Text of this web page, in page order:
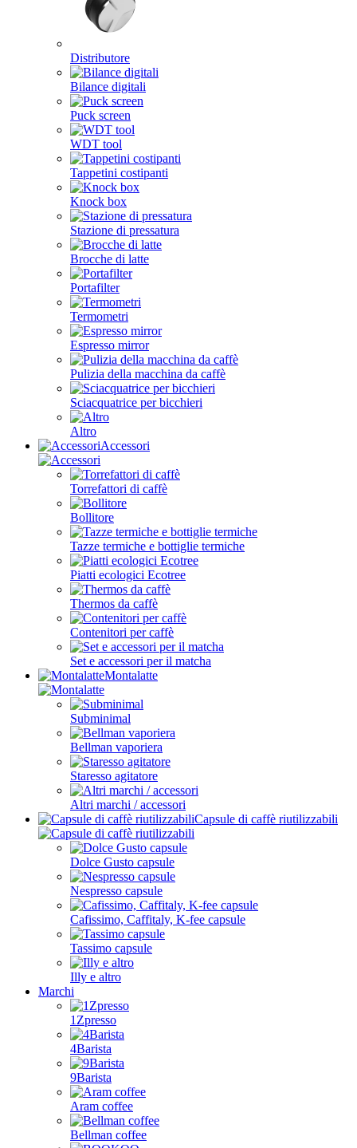
Distributore
Bilance digitali
Puck screen
WDT tool
Tappetini costipanti
Knock box
Stazione di pressatura
Brocche di latte
Portafilter
Termometri
Espresso mirror
Pulizia della macchina da caffè
Sciacquatrice per bicchieri
Altro
Accessori
Torrefattori di caffè
Bollitore
Tazze termiche e bottiglie termiche
Piatti ecologici Ecotree
Thermos da caffè
Contenitori per caffè
Set e accessori per il matcha
Montalatte
Subminimal
Bellman vaporiera
Staresso agitatore
Altri marchi / accessori
Capsule di caffè riutilizzabili
Dolce Gusto capsule
Nespresso capsule
Cafissimo, Caffitaly, K-fee capsule
Tassimo capsule
Illy e altro
Marchi
1Zpresso
4Barista
9Barista
Aram coffee
Bellman coffee